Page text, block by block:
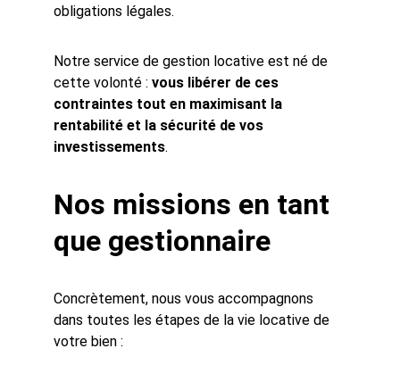
obligations légales.
Notre service de gestion locative est né de
cette volonté : vous libérer de ces
contraintes tout en maximisant la
rentabilité et la sécurité de vos
investissements.
Nos missions en tant
que gestionnaire
Concrètement, nous vous accompagnons
dans toutes les étapes de la vie locative de
votre bien :